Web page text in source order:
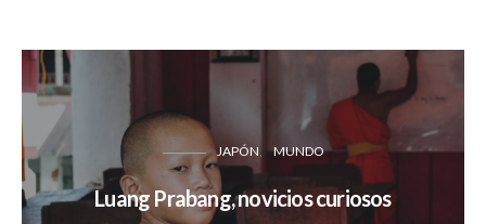
JAPÓN MUNDO
Luang Prabang, novicios curiosos